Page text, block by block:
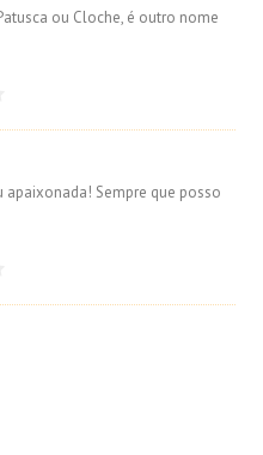
ou Cloche, é outro nome
apaixonada! Sempre que posso